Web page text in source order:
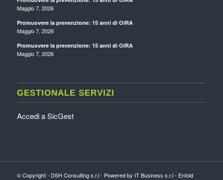
Maggio 7, 2026
Promuovere la prevenzione: 15 anni di OiRA
Maggio 7, 2026
Promuovere la prevenzione: 15 anni di OiRA
Maggio 7, 2026
GESTIONALE SERVIZI
Accedi a SicGest
© Copyright - DSH Consulting s.r.l - Powered by IT Business s.r.l - Enfold